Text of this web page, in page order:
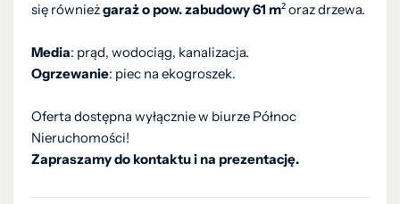
się równieżgaraż o pow. zabudowy 61 m² oraz drzewa.
Media: prąd, wodociąg, kanalizacja.
Ogrzewanie: piec na ekogroszek.
Oferta dostępna wyłącznie w biurze Północ
Nieruchomości!
Zapraszamy do kontaktu i na prezentację.